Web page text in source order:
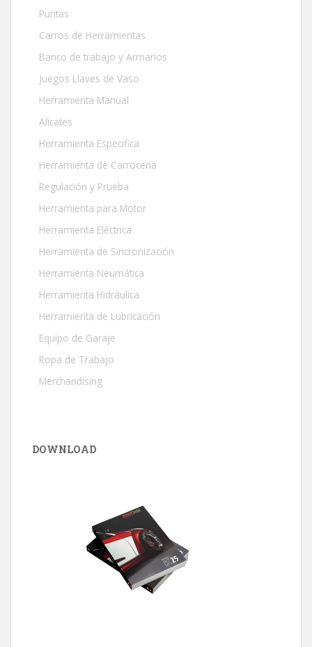
Puntas
Carros de Herramientas
Banco de trabajo y Armarios
Juegos Llaves de Vaso
Herramienta Manual
Alicates
Herramienta Específica
Herramienta de Carrocería
Regulación y Prueba
Herramienta para Motor
Herramienta Eléctrica
Herramienta de Sincronización
Herramienta Neumática
Herramienta Hidráulica
Herramienta de Lubricación
Equipo de Garaje
Ropa de Trabajo
Merchandising
DOWNLOAD